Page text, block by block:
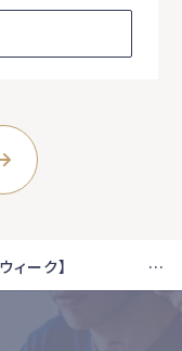
【2025年振り返りウィーク】 年末年始の“ながら視聴”で学ぶ 法務セミナー特集②